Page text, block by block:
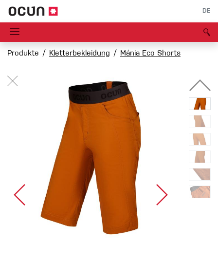
DE
Produkte Kletterbekleidung Mánia Eco Shorts